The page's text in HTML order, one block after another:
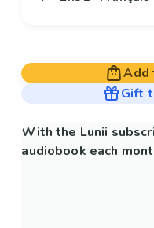
Add
Gift
With the Lunii
audiobook each